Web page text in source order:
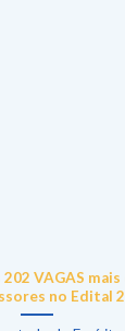
VAGAS
no Edital